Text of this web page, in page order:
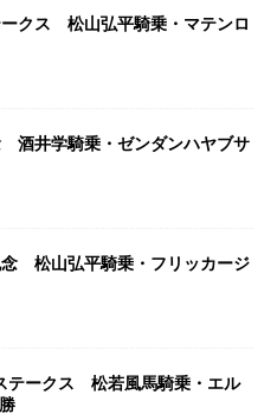
クス 松山弘平騎乗・マテンロ
酒井学騎乗・ゼンダンハヤブサ
松山弘平騎乗・フリッカージ
テークス 松若風馬騎乗・エル